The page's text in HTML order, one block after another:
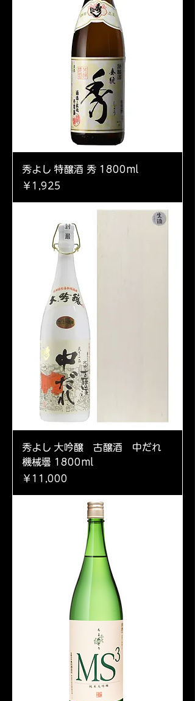
秀よし 特醸酒 秀 1800ml
価格
￥1,925
秀よし 大吟醸 古醸酒 中だれ
機械壜 1800ml
価格
￥11,000